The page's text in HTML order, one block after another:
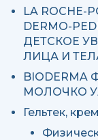
LA ROCHE-
DERMO-
ДЕТСКОЕ
ЛИЦА И
МОЛОЧКО
Гельтек,